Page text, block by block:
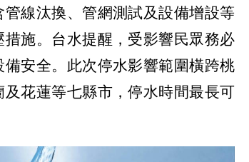
線汰換、管網測試及設備增設等
施。台水提醒，受影響民眾務必
安全。此次停水影響範圍橫跨桃
花蓮等七縣市，停水時間最長可